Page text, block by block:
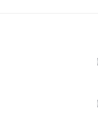
τη μάχη,
να
ενδέχεται